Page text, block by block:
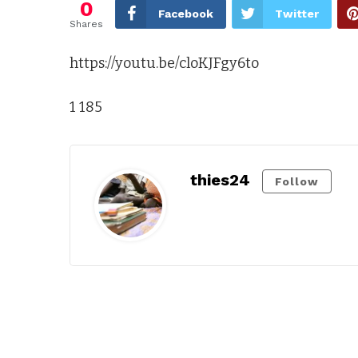
0
Shares
Facebook Twitter
https://youtu.be/cloKJFgy6to
1 185
thies24 Follow